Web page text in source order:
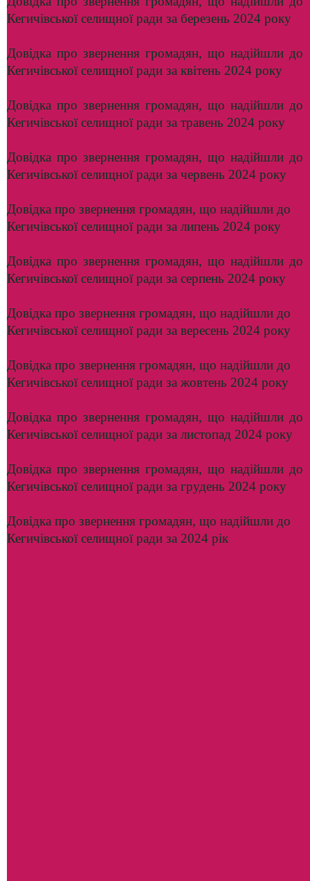
Кегичівської селищної ради за березень 2024 року
Довідка про звернення громадян, що надійшли до
Кегичівської селищної ради за квітень 2024 року
Довідка про звернення громадян, що надійшли до
Кегичівської селищної ради за травень 2024 року
Довідка про звернення громадян, що надійшли до
Кегичівської селищної ради за червень 2024 року
Довідка про звернення громадян, що надійшли до
Кегичівської селищної ради за липень 2024 року
Довідка про звернення громадян, що надійшли до
Кегичівської селищної ради за серпень 2024 року
Довідка про звернення громадян, що надійшли до
Кегичівської селищної ради за вересень 2024 року
Довідка про звернення громадян, що надійшли до
Кегичівської селищної ради за жовтень 2024 року
Довідка про звернення громадян, що надійшли до
Кегичівської селищної ради за листопад 2024 року
Довідка про звернення громадян, що надійшли до
Кегичівської селищної ради за грудень 2024 року
Довідка про звернення громадян, що надійшли до
Кегичівської селищної ради за 2024 рік